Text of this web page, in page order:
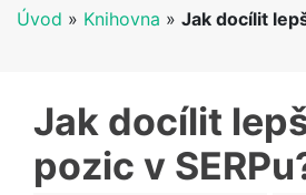
Úvod » Knihovna » Jak docílit
Jak docílit
pozic v